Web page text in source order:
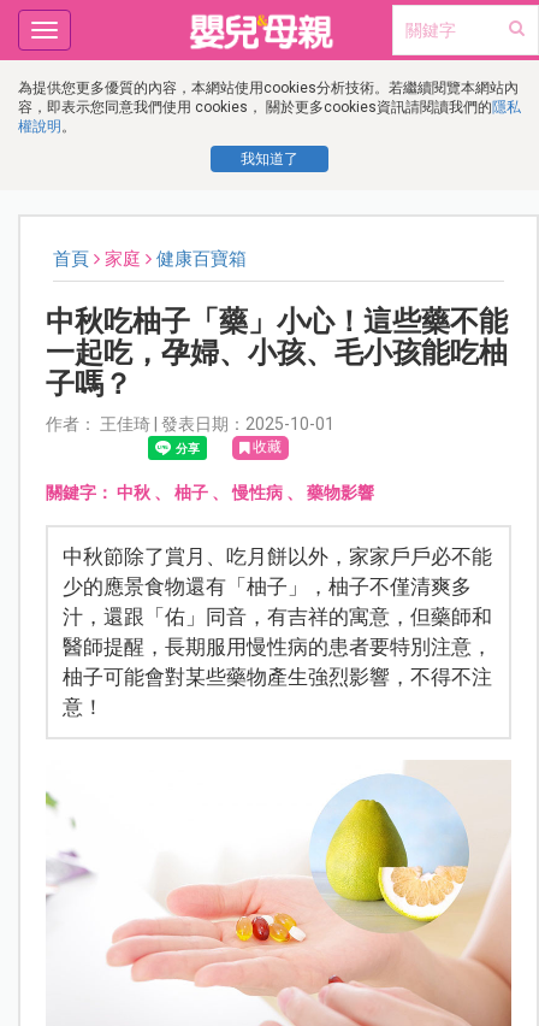
為提供您更多優質的內容，本網站使用cookies分析技術。若繼續閱覽本網站內
容，即表示您同意我們使用 cookies， 關於更多cookies資訊請閱讀我們的隱私
權說明 。
我知道了
Toggle
navigation
首頁 家庭 健康百寶箱
中秋吃柚子「藥」小心！這些藥不能
一起吃，孕婦、小孩、毛小孩能吃柚
子嗎？
作者： 王佳琦 | 發表日期：2025-10-01
收藏
關鍵字： 中秋、 柚子、慢性病、 藥物影響
中秋節除了賞月、吃月餅以外，家家戶戶必不能
少的應景食物還有「柚子」，柚子不僅清爽多
汁，還跟「佑」同音，有吉祥的寓意，但藥師和
醫師提醒，長期服用慢性病的患者要特別注意，
柚子可能會對某些藥物產生強烈影響，不得不注
意！